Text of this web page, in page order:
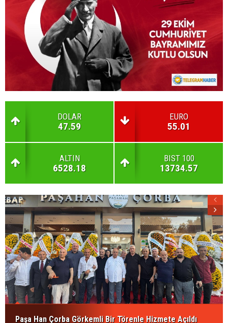
DOLAR
47.59
EURO
55.01
ALTIN
6528.18
BIST 100
13734.57
Paşa Han Çorba Görkemli Bir Törenle Hizmete Açıldı